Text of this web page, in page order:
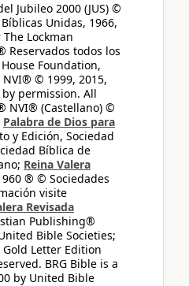
Jubileo 2000 (JUS) ©
Unidas, 1966,
Lockman
Reservados todos los
Foundation,
NVI® © 1999, 2015,
permission. All
NVI® (Castellano) ©
Palabra de Dios para
y Edición, Sociedad
Bíblica de
Reina Valera
® © Sociedades
visite
Revisada
Publishing®
Bible Societies;
Letter Edition
BRG Bible is a
by United Bible